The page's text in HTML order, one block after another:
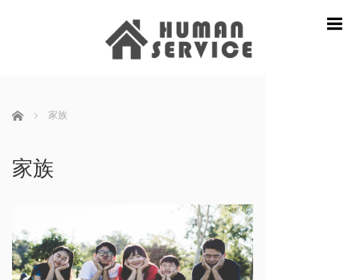
ホーム 家族
家族